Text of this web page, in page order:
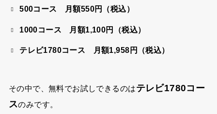
500コース 月額550円（税込）
1000コース 月額1,100円（税込）
テレビ1780コース 月額1,958円（税込）
その中で、無料でお試しできるのはテレビ1780コー
スのみです。